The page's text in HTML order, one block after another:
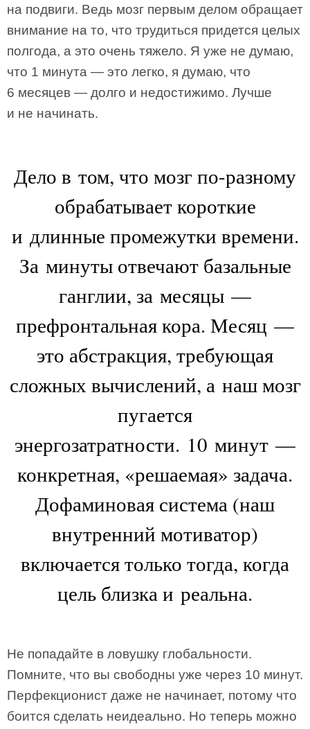
на подвиги. Ведь мозг первым делом обращает
внимание на то, что трудиться придется целых
полгода, а это очень тяжело. Я уже не думаю,
что 1 минута — это легко, я думаю, что
6 месяцев — долго и недостижимо. Лучше
и не начинать.
Дело в том, что мозг по-разному
обрабатывает короткие
и длинные промежутки времени.
За минуты отвечают базальные
ганглии, за месяцы —
префронтальная кора. Месяц —
это абстракция, требующая
сложных вычислений, а наш мозг
пугается
энергозатратности. 10 минут —
конкретная, «решаемая» задача.
Дофаминовая система (наш
внутренний мотиватор)
включается только тогда, когда
цель близка и реальна.
Не попадайте в ловушку глобальности.
Помните, что вы свободны уже через 10 минут.
Перфекционист даже не начинает, потому что
боится сделать неидеально. Но теперь можно